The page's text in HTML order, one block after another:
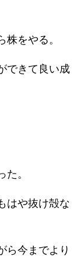
をやる。
できて良い成
。
はや抜け殻な
ら今までより